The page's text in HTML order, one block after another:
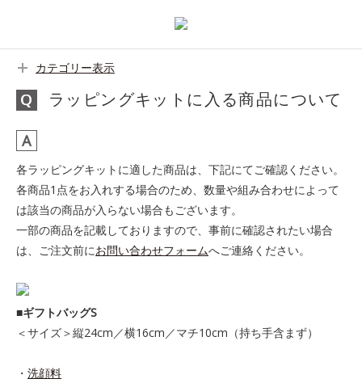
カテゴリー表示
ラッピングキットに入る商品について
各ラッピングキットに適した商品は、下記にてご確認ください。
各商品1点をお入れする場合のため、数量や組み合わせによって
は該当の商品が入らない場合もございます。
一部の商品を記載しておりますので、事前に確認されたい場合
は、ご注文前にお問い合わせフォームへご連絡ください。
■ギフトバッグS
＜サイズ＞縦24cm／横16cm／マチ10cm（持ち手含まず）
・ 洗顔料